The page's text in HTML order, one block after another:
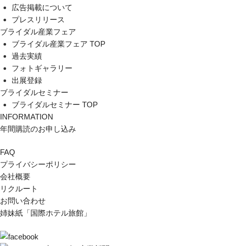
広告掲載について
プレスリリース
ブライダル産業フェア
ブライダル産業フェア TOP
過去実績
フォトギャラリー
出展登録
ブライダルセミナー
ブライダルセミナー TOP
INFORMATION
年間購読のお申し込み
FAQ
プライバシーポリシー
会社概要
リクルート
お問い合わせ
姉妹紙「国際ホテル旅館」